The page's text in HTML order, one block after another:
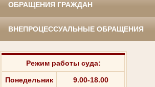
ОБРАЩЕНИЯ ГРАЖДАН
ВНЕПРОЦЕССУАЛЬНЫЕ ОБРАЩЕНИЯ
Режим работы суда:
Понедельник 9.00-18.00